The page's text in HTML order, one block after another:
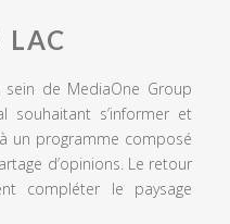
LAC
de MediaOne Group
souhaitant s’informer et
un programme composé
d’opinions. Le retour
compléter le paysage